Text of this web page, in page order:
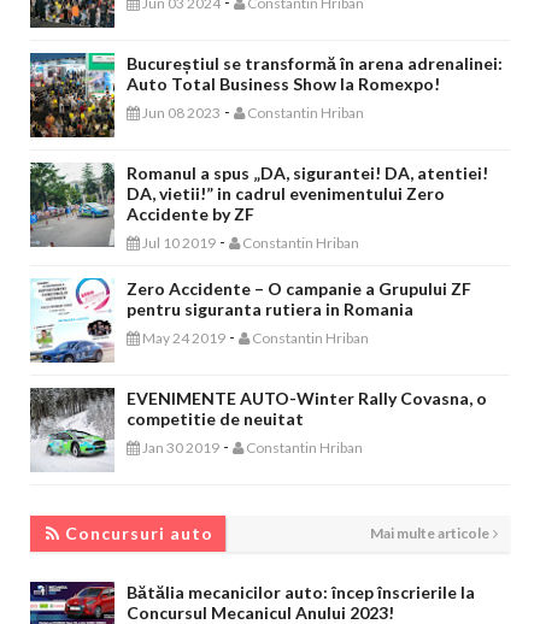
Bucureștiul se transformă în arena adrenalinei:
Auto Total Business Show la Romexpo!
Jun 08 2023 - Constantin Hriban
Romanul a spus „DA, sigurantei! DA, atentiei!
DA, vietii!” in cadrul evenimentului Zero
Accidente by ZF
Jul 10 2019 - Constantin Hriban
Zero Accidente – O campanie a Grupului ZF
pentru siguranta rutiera in Romania
May 24 2019 - Constantin Hriban
EVENIMENTE AUTO-Winter Rally Covasna, o
competitie de neuitat
Jan 30 2019 - Constantin Hriban
Concursuri auto Mai multe articole
Bătălia mecanicilor auto: încep înscrierile la
Concursul Mecanicul Anului 2023!